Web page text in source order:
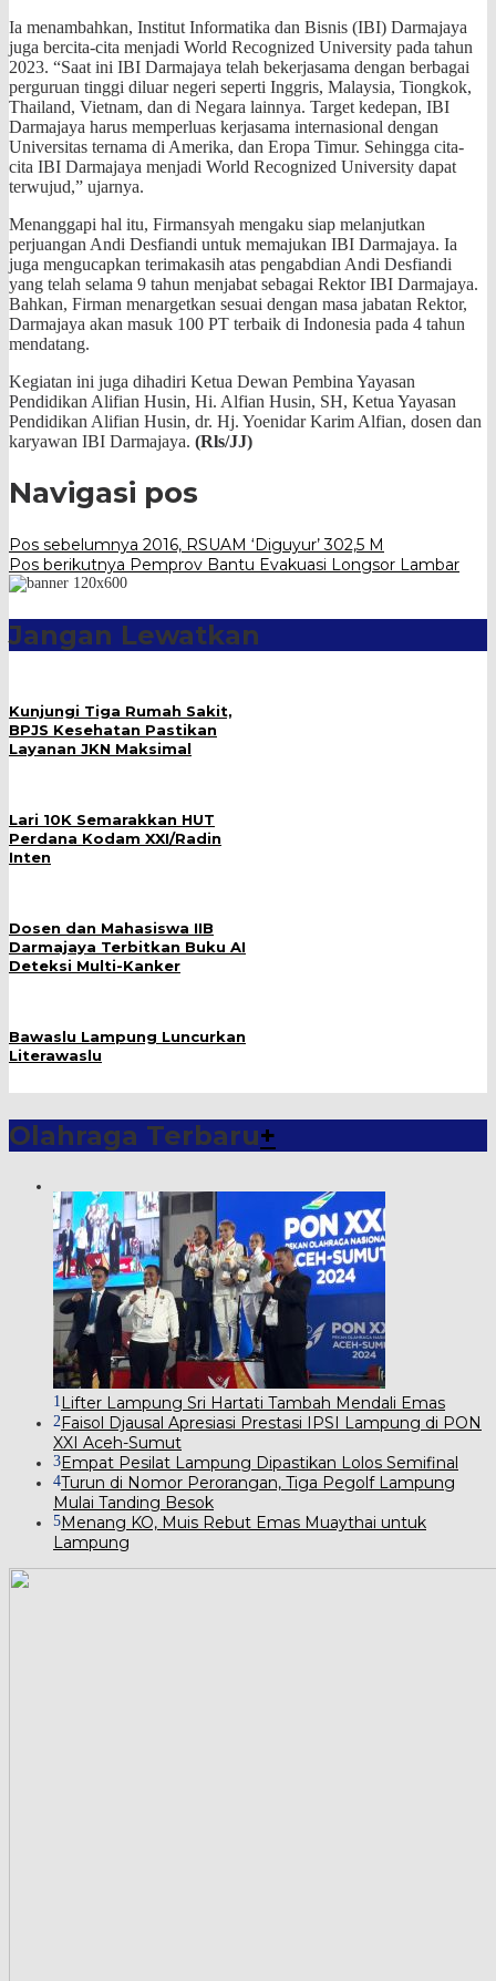
Ia menambahkan, Institut Informatika dan Bisnis (IBI) Darmajaya
juga bercita-cita menjadi World Recognized University pada tahun
2023. “Saat ini IBI Darmajaya telah bekerjasama dengan berbagai
perguruan tinggi diluar negeri seperti Inggris, Malaysia, Tiongkok,
Thailand, Vietnam, dan di Negara lainnya. Target kedepan, IBI
Darmajaya harus memperluas kerjasama internasional dengan
Universitas ternama di Amerika, dan Eropa Timur. Sehingga cita-
cita IBI Darmajaya menjadi World Recognized University dapat
terwujud,” ujarnya.
Menanggapi hal itu, Firmansyah mengaku siap melanjutkan
perjuangan Andi Desfiandi untuk memajukan IBI Darmajaya. Ia
juga mengucapkan terimakasih atas pengabdian Andi Desfiandi
yang telah selama 9 tahun menjabat sebagai Rektor IBI Darmajaya.
Bahkan, Firman menargetkan sesuai dengan masa jabatan Rektor,
Darmajaya akan masuk 100 PT terbaik di Indonesia pada 4 tahun
mendatang.
Kegiatan ini juga dihadiri Ketua Dewan Pembina Yayasan
Pendidikan Alifian Husin, Hi. Alfian Husin, SH, Ketua Yayasan
Pendidikan Alifian Husin, dr. Hj. Yoenidar Karim Alfian, dosen dan
karyawan IBI Darmajaya. (Rls/JJ)
Navigasi pos
Pos sebelumnya 2016, RSUAM ‘Diguyur’ 302,5 M
Pos berikutnya Pemprov Bantu Evakuasi Longsor Lambar
Jangan Lewatkan
Kunjungi Tiga Rumah Sakit,
BPJS Kesehatan Pastikan
Layanan JKN Maksimal
Lari 10K Semarakkan HUT
Perdana Kodam XXI/Radin
Inten
Dosen dan Mahasiswa IIB
Darmajaya Terbitkan Buku AI
Deteksi Multi-Kanker
Bawaslu Lampung Luncurkan
Literawaslu
Olahraga Terbaru+
1 Lifter Lampung Sri Hartati Tambah Mendali Emas
2 Faisol Djausal Apresiasi Prestasi IPSI Lampung di PON
XXI Aceh-Sumut
3Empat Pesilat Lampung Dipastikan Lolos Semifinal
4Turun di Nomor Perorangan, Tiga Pegolf Lampung
Mulai Tanding Besok
5Menang KO, Muis Rebut Emas Muaythai untuk
Lampung